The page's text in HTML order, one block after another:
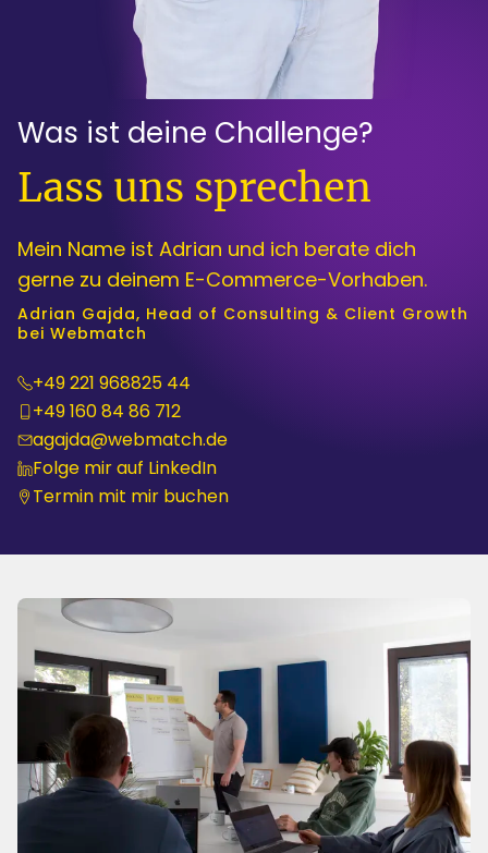
Was ist deine Challenge?
Lass uns sprechen
Mein Name ist Adrian und ich berate dich
gerne zu deinem E-Commerce-Vorhaben.
Adrian Gajda, Head of Consulting & Client Growth
bei Webmatch
+49 221 968825 44
+49 160 84 86 712
agajda@webmatch.de
Folge mir auf LinkedIn
Termin mit mir buchen